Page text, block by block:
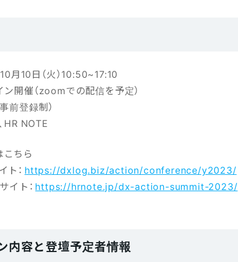
月10日（火）10:50~17:10
ン開催（zoomでの配信を予定）
前登録制）
HR NOTE
ちら
ト： https://dxlog.biz/action/conference/y2023/
イト： https://hrnote.jp/dx-action-summit-2023/
内容と登壇予定者情報